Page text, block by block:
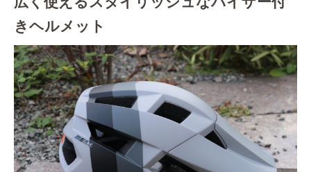
きヘルメット